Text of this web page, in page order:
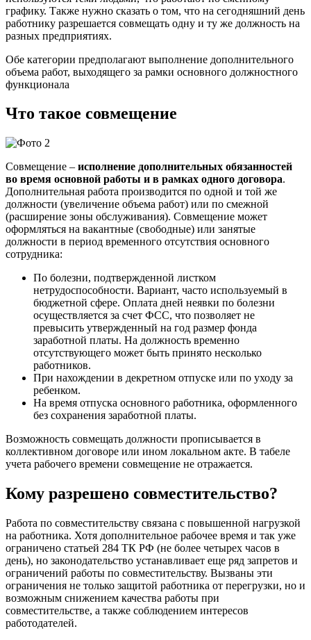
графику. Также нужно сказать о том, что на сегодняшний день
работнику разрешается совмещать одну и ту же должность на
разных предприятиях.
Обе категории предполагают выполнение дополнительного
объема работ, выходящего за рамки основного должностного
функционала
Что такое совмещение
Совмещение – исполнение дополнительных обязанностей
во время основной работы и в рамках одного договора.
Дополнительная работа производится по одной и той же
должности (увеличение объема работ) или по смежной
(расширение зоны обслуживания). Совмещение может
оформляться на вакантные (свободные) или занятые
должности в период временного отсутствия основного
сотрудника:
По болезни, подтвержденной листком
нетрудоспособности. Вариант, часто используемый в
бюджетной сфере. Оплата дней неявки по болезни
осуществляется за счет ФСС, что позволяет не
превысить утвержденный на год размер фонда
заработной платы. На должность временно
отсутствующего может быть принято несколько
работников.
При нахождении в декретном отпуске или по уходу за
ребенком.
На время отпуска основного работника, оформленного
без сохранения заработной платы.
Возможность совмещать должности прописывается в
коллективном договоре или ином локальном акте. В табеле
учета рабочего времени совмещение не отражается.
Кому разрешено совместительство?
Работа по совместительству связана с повышенной нагрузкой
на работника. Хотя дополнительное рабочее время и так уже
ограничено статьей 284 ТК РФ (не более четырех часов в
день), но законодательство устанавливает еще ряд запретов и
ограничений работы по совместительству. Вызваны эти
ограничения не только защитой работника от перегрузки, но и
возможным снижением качества работы при
совместительстве, а также соблюдением интересов
работодателей.